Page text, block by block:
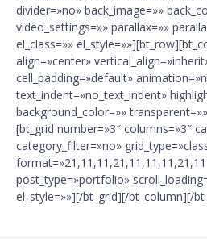
divider=»no» back_image=»»
video_settings=»» parallax=»»
el_class=»»
align=»center»
cell_padding=»default»
text_indent=»no_text_indent»
background_color=»»
[bt_grid number=»3″ columns=»3″
category_filter=»no»
post_type=»portfolio»
el_style=»»][/bt_grid][/bt_column][/